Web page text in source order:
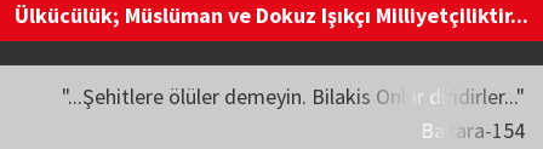
Ülkücülük; Müslüman ve Dokuz Işıkçı Milliyetçiliktir...
"...Şehitlere ölüler demeyin. Bilakis Onlar diridirler..."
Bakara-154